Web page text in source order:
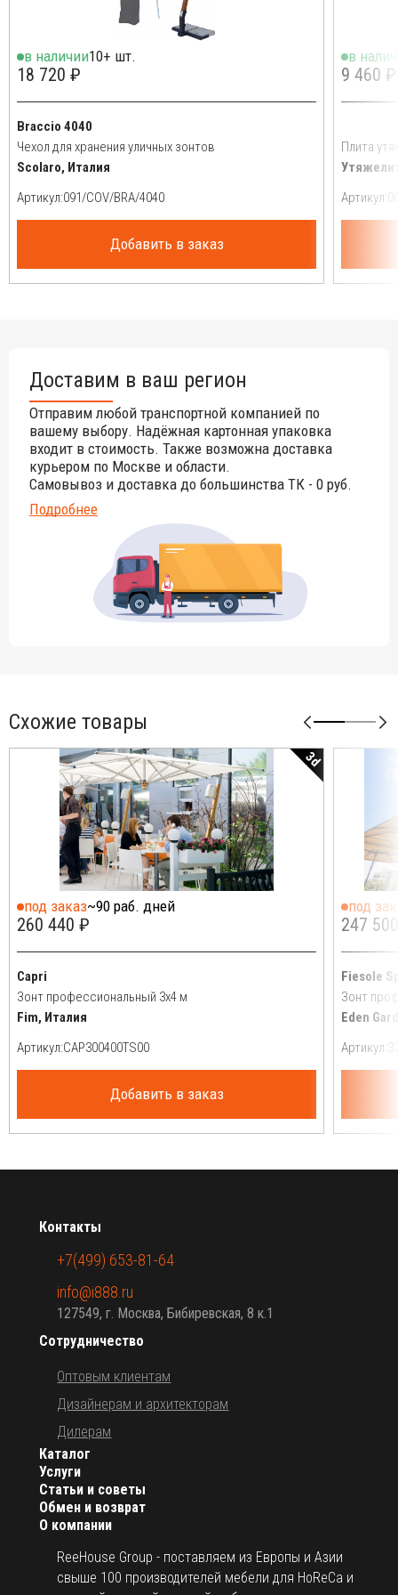
в наличии10+ шт.
18 720 ₽
Braccio 4040
Чехол для хранения уличных зонтов
Scolaro, Италия
Артикул:
Добавить в заказ
в
9 460 ₽
Плита
Артикул:
Доставим в ваш регион
Отправим любой транспортной компанией по
вашему выбору. Надёжная картонная упаковка
входит в стоимость. Также возможна доставка
курьером по Москве и области.
Самовывоз и доставка до большинства ТК - 0 руб.
Подробнее
Схожие товары
3d
под заказ~90 раб. дней
260 440 ₽
Capri
Зонт профессиональный 3х4 м
Fim, Италия
Артикул:
Добавить в заказ
под
247
Fiesole
Зонт
Eden
Артикул:
О компании
ReeHouse Group - поставляем из Европы и Азии
свыше 100 производителей мебели для HoReCa и
Каталог
Услуги
Статьи и советы
Обмен и возврат
Сотрудничество
Оптовым клиентам
Дизайнерам и архитекторам
Дилерам
Контакты
+7(499) 653-81-64
info@i888.ru
127549, г. Москва, Бибиревская, 8 к.1